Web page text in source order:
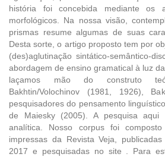
história foi concebida mediante os
morfológicos. Na nossa visão,
prismas resume algumas de suas
Desta sorte, o artigo proposto tem por
(des)aglutinação sintático-semântico-
abordagem de ensino gramatical à luz
laçamos mão do construto
Bakhtin/Volochinov (1981, 1926),
pesquisadores do pensamento
de Maiesky (2005). A pesquisa aqui
analítica. Nosso corpus foi
impressas da Revista Veja,
2017 e pesquisadas no site . Para